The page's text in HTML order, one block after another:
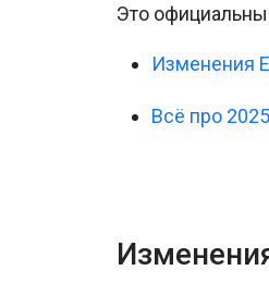
Это
Изменения
Всё про